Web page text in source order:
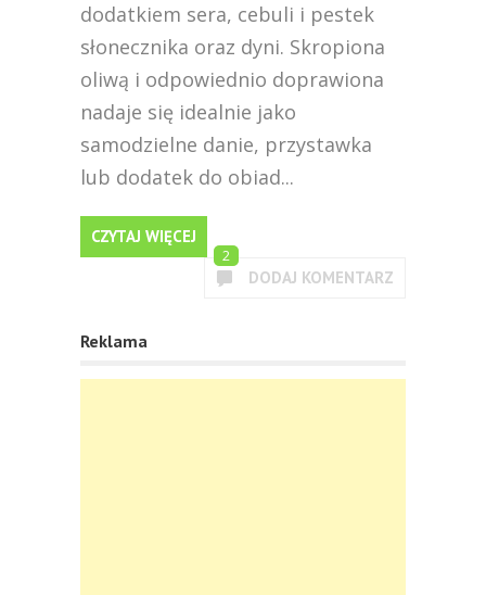
dodatkiem sera, cebuli i pestek
słonecznika oraz dyni. Skropiona
oliwą i odpowiednio doprawiona
nadaje się idealnie jako
samodzielne danie, przystawka
lub dodatek do obiad...
CZYTAJ WIĘCEJ
2
DODAJ KOMENTARZ
Reklama